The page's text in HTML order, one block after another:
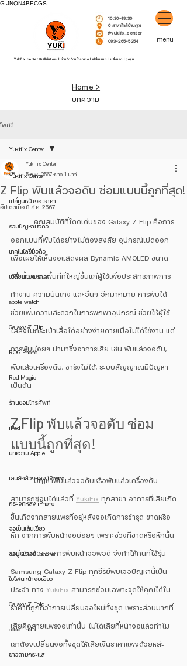
G-JNQN4BECGS
10:30-19:30
6 สาขาใกล้บ้านคุณ
@yukifix_center
093-265-5254
YukiFix center ยินดีให้บริการ l ซ่อมมือถือหน้าจอแตก l เปลี่ยนแบต l เปลี่ยนจอ l ทุกรุ่น.
menu
Home >
บทความ
โพสต์
Yukifix Center
เปลี่ยนหน้าจอ ราคา
รวมปัญหามือถือ
เทคโนโลยีมือถือ
เปลี่ยนแบต ราคา
apple watch
Galaxy Z Flip
ROG Phone
Red Magic
ร้านซ่อมโทรศัพท์
iPad
บทความ Apple
เลนส์กล้องหลัง iPhone
กระจกหลัง iPhone
จอเป็นเส้นเขียว
ซ่อมหน้าจอ iphone
ไอโฟนหน้าจอเขียว
Galaxy Z Fold
oppo find x
ข่าวตามกระแส
Yukifix Center
Z Flip พับแล้วจอดับ ซ่อมแบบนี้ถูกที่สุด!
Yukifix Center
5 ก.พ. 2567 ยาว 1 นาที
อัปเดตเมื่อ 8 ส.ค. 2567
	คุณสมบัติที่โดดเด่นของ Galaxy Z Flip คือการ
ออกแบบที่พับได้อย่างไม่ต้องสงสัย อุปกรณ์เปิดออก
เพื่อเผยให้เห็นจอแสดงผล Dynamic AMOLED ขนาด
6.7 นิ้ว มอบพื้นที่ที่ใหญ่ขึ้นแก่ผู้ใช้เพื่อประสิทธิภาพการ
ทำงาน ความบันเทิง และอื่นๆ อีกมากมาย การพับได้
ช่วยเพิ่มความสะดวกในการพกพาอุปกรณ์ ช่วยให้ผู้ใช้
ใส่ลงในกระเป๋าเสื้อได้อย่างง่ายดายเมื่อไม่ได้ใช้งาน แต่
การพับบ่อยๆ นำมาซึ่งอาการเสีย เช่น พับแล้วจอดับ,
พับแล้วเครื่องดับ, ชาร์จไม่ได้, ระบบสัญญาณมีปัญหา
เป็นต้น
Z Flip พับแล้วจอดับ ซ่อม
แบบนี้ถูกที่สุด!
	ปัญหาพับแล้วจอดับหรือพับแล้วเครื่องดับ
สามารถซ่อมได้แล้วที่ YukiFix ทุกสาขา อาการที่เสียเกิด
ขึ้นเกิดจากสายแพรที่อยุ่หลังจอเกิดการชำรุด ขาดหรือ
หัก จากการพับหน้าจอบ่อยๆ เพราะช่วงที่ขาดหรือหักนั้น
อยู่ตรงข้อของการพับหน้าจอพอดี จึงทำให้คนที่ใช้รุ่น
Samsung Galaxy Z Flip ทุกซีรีย์พบเจอปัญหานี้เป็น
ประจำ ทาง YukiFix สามารถซ่อมเฉพาะจุดให้คุณได้ใน
ราคาที่ถูกกว่าการเปลี่ยนจอใหม่ทั้งชุด เพราะส่วนมากที่
เสียคือสายแพรจอเท่านั้น ไม่ได้เสียที่หน้าจอแล้วทำไม
เราต้องเปลี่ยนจอทั้งชุดให้เสียเงินราคาแพงด้วยหล่ะ